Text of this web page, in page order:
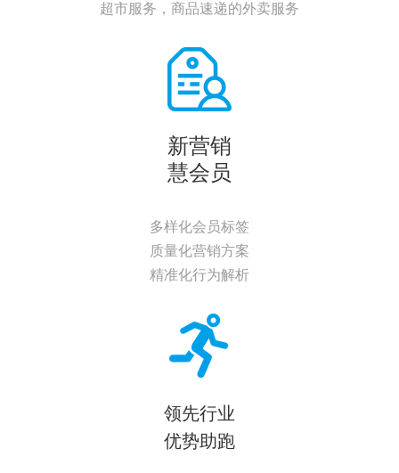
超市服务，商品速递的外卖服务
新营销
慧会员
多样化会员标签
质量化营销方案
精准化行为解析
领先行业
优势助跑